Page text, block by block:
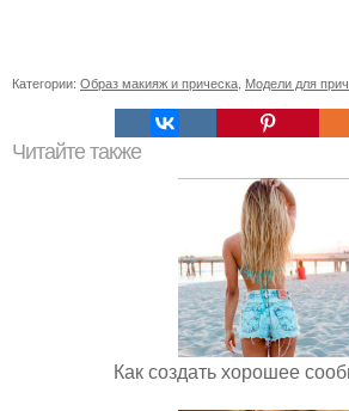
Категории: Образ макияж и прическа Модели для
Читайте также
Как создать хорошее